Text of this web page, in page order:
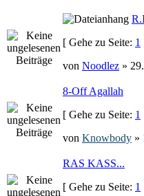
[ Gehe zu Seite: 1
von Noodlez »
8-Off Agallah
[ Gehe zu Seite: 1
von Knowbody »
RAS KASS...
[ Gehe zu Seite: 1